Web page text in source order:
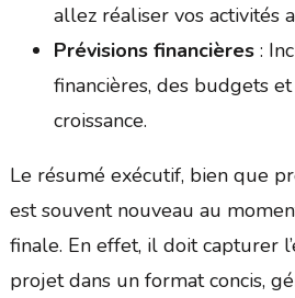
allez réaliser vos activités
Prévisions financières:
financières, des budgets
croissance.
Le résumé exécutif, bien que
est souvent nouveau au
finale. En effet, il doit capturer
projet dans un format concis,